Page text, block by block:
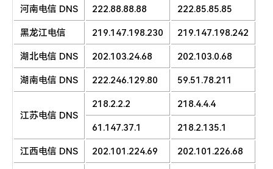
河南电信 DNS 222.88.88.88 222.85.85.85
黑龙江电信 219.147.198.230 219.147.198.242
湖北电信 DNS 202.103.24.68 202.103.0.68
湖南电信 DNS 222.246.129.80 59.51.78.211
江苏电信 DNS
218.2.2.2 218.4.4.4
61.147.37.1 218.2.135.1
江西电信 DNS 202.101.224.69 202.101.226.68